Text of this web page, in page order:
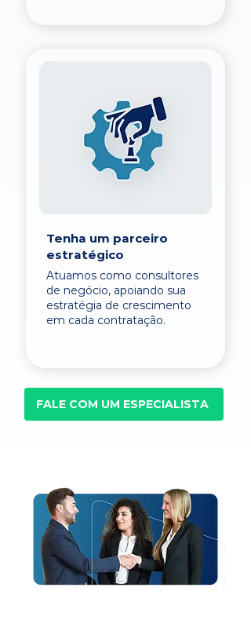
Tenha um parceiro
estratégico
Atuamos como consultores
de negócio, apoiando sua
estratégia de crescimento
em cada contratação.
FALE COM UM ESPECIALISTA